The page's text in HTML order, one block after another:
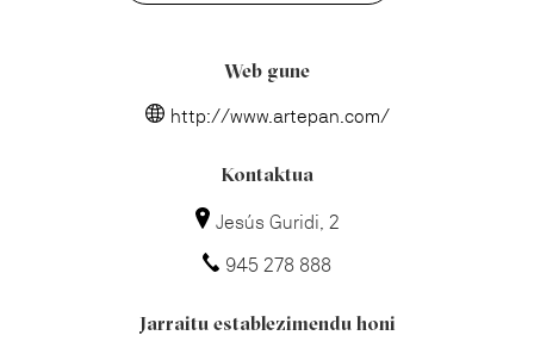
Web gune
http://www.artepan.com/
Kontaktua
Jesús Guridi, 2
945 278 888
Jarraitu establezimendu honi